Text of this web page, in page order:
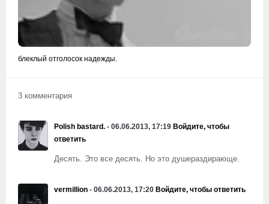
блеклый отголосок надежды.
3 комментария
Polish bastard. - 06.06.2013, 17:19 Войдите, чтобы
ответить
Десять. Это все десять. Но это душераздирающе.
vermillion - 06.06.2013, 17:20 Войдите, чтобы ответить